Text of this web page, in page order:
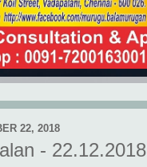
22, 2018
- 22.12.2018